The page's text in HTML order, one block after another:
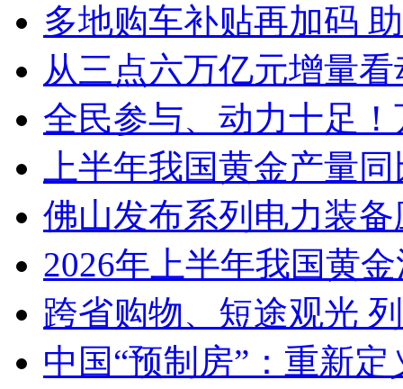
多地购车补贴再加码
从三点六万亿元增量
全民参与、动力十足
上半年我国黄金产量
佛山发布系列电力装
2026年上半年我国黄
跨省购物、短途观光
中国“预制房”：重新